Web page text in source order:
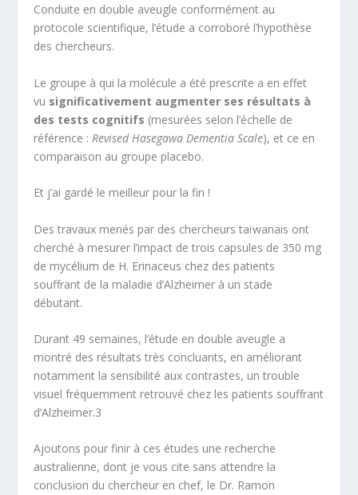
Conduite en double aveugle conformément au
protocole scientifique, l’étude a corroboré l’hypothèse
des chercheurs.
Le groupe à qui la molécule a été prescrite a en effet
vu significativement augmenter ses résultats à
des tests cognitifs (mesurées selon l’échelle de
référence :Revised Hasegawa Dementia Scale), et ce en
comparaison au groupe placebo.
Et j’ai gardé le meilleur pour la fin !
Des travaux menés par des chercheurs taïwanais ont
cherché à mesurer l’impact de trois capsules de 350 mg
de mycélium de H. Erinaceus chez des patients
souffrant de la maladie d’Alzheimer à un stade
débutant.
Durant 49 semaines, l’étude en double aveugle a
montré des résultats très concluants, en améliorant
notamment la sensibilité aux contrastes, un trouble
visuel fréquemment retrouvé chez les patients souffrant
d’Alzheimer.3
Ajoutons pour finir à ces études une recherche
australienne, dont je vous cite sans attendre la
conclusion du chercheur en chef, le Dr. Ramon